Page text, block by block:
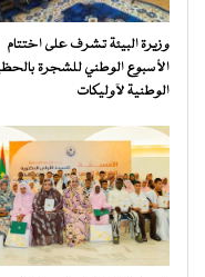
وزيرة البيئة تشرف على اختتام
الأسبوع الوطني للشجرة
الوطنية لآوليكات